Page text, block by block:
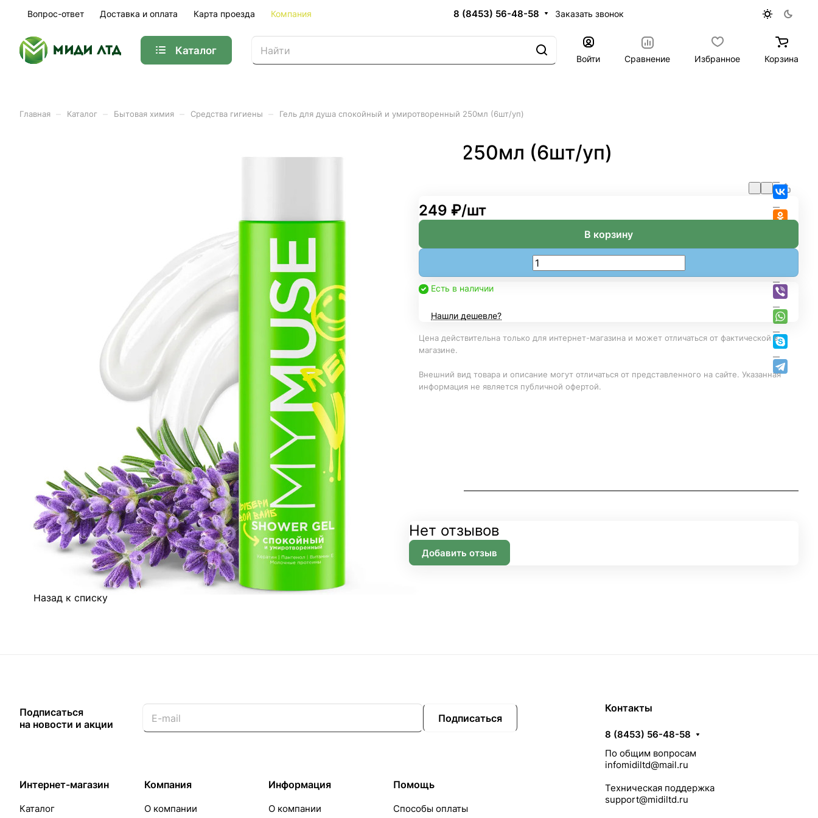
Вопрос-ответ Доставка и оплата Карта проезда Компания 8 (8453) 56-48-58 Заказать звонок
Каталог
Войти Сравнение Избранное Корзина
Главная Каталог Бытовая химия Средства гигиены Гель для душа спокойный и умиротворенный 250мл (6шт/уп)
Гель для душа спокойный и умиротворенный 250мл (6шт/уп)
249 ₽/шт
В корзину
Есть в наличии
Нашли дешевле?
Цена действительна только для интернет-магазина и может отличаться от фактической в
магазине.
Внешний вид товара и описание могут отличаться от представленного на сайте. Указанная
информация не является публичной офертой.
Оплата Доставка
Загрузка отзывов...
Нет отзывов
Добавить отзыв
Назад к списку
Подписаться
на новости и акции
Подписаться
Интернет-магазин
Каталог
Компания
О компании
Информация
О компании
Помощь
Способы оплаты
Контакты
8 (8453) 56-48-58
По общим вопросам
infomidiltd@mail.ru
Техническая поддержка
support@midiltd.ru